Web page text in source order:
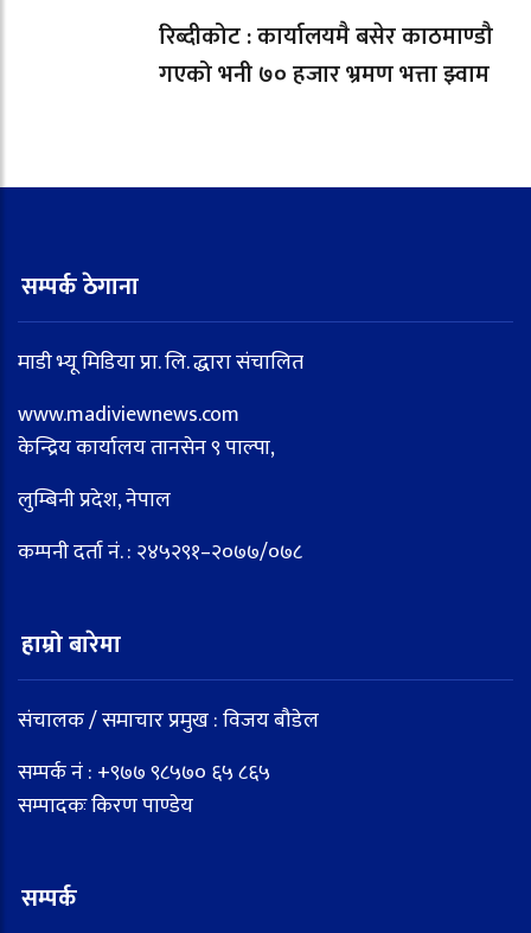
रिब्दीकोट : कार्यालयमै बसेर काठमाण्डौ
गएको भनी ७० हजार भ्रमण भत्ता झ्वाम
सम्पर्क ठेगाना
माडी भ्यू मिडिया प्रा. लि. द्धारा संचालित
www.madiviewnews.com
केन्द्रिय कार्यालय तानसेन ९ पाल्पा,
लुम्बिनी प्रदेश, नेपाल
कम्पनी दर्ता नं. : २४५२९१–२०७७/०७८
हाम्रो बारेमा
संचालक / समाचार प्रमुख : विजय बौडेल
सम्पर्क नं : +९७७ ९८५७० ६५ ८६५
सम्पादकः किरण पाण्डेय
सम्पर्क